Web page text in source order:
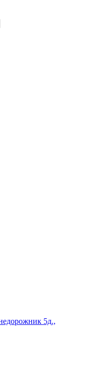
5д.,